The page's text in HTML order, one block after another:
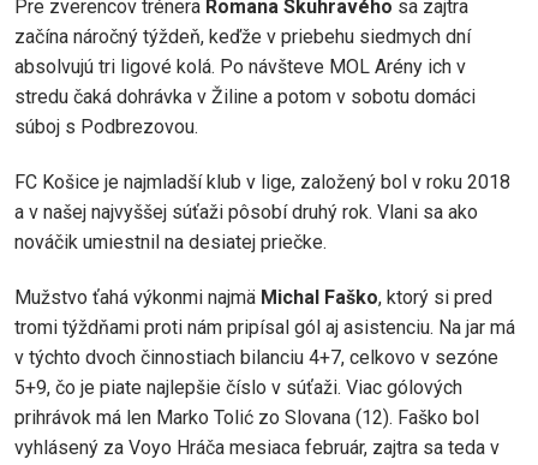
Pre zverencov trénera Romana Skuhravého sa zajtra
začína náročný týždeň, keďže v priebehu siedmych dní
absolvujú tri ligové kolá. Po návšteve MOL Arény ich v
stredu čaká dohrávka v Žiline a potom v sobotu domáci
súboj s Podbrezovou.
FC Košice je najmladší klub v lige, založený bol v roku 2018
a v našej najvyššej súťaži pôsobí druhý rok. Vlani sa ako
nováčik umiestnil na desiatej priečke.
Mužstvo ťahá výkonmi najmä Michal Faško, ktorý si pred
tromi týždňami proti nám pripísal gól aj asistenciu. Na jar má
v týchto dvoch činnostiach bilanciu 4+7, celkovo v sezóne
5+9, čo je piate najlepšie číslo v súťaži. Viac gólových
prihrávok má len Marko Tolić zo Slovana (12). Faško bol
vyhlásený za Voyo Hráča mesiaca február, zajtra sa teda v